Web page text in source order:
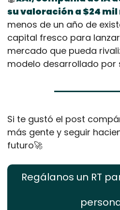
su valoración a $24
menos de un año de
capital fresco para
mercado que pueda
modelo desarrollado por
Si te gustó el post
más gente y seguir
futuro🚀
Regálanos un RT